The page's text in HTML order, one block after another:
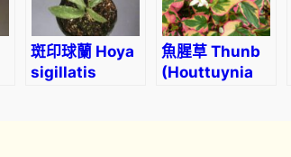
斑印球蘭 Hoya
sigillatis
魚腥草 Thunb
(Houttuynia